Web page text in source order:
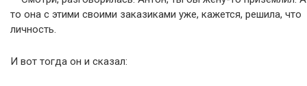
то она с этими своими заказиками уже, кажется, решила, что
личность.
И вот тогда он и сказал: